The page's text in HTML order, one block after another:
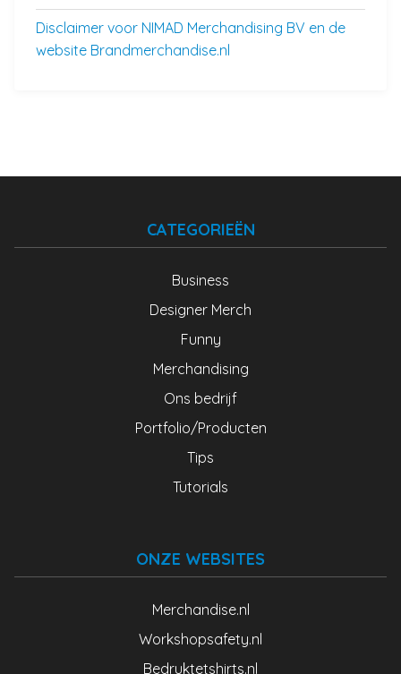
Disclaimer voor NIMAD Merchandising BV en de
website Brandmerchandise.nl
CATEGORIEËN
Business
Designer Merch
Funny
Merchandising
Ons bedrijf
Portfolio/Producten
Tips
Tutorials
ONZE WEBSITES
Merchandise.nl
Workshopsafety.nl
Bedruktetshirts.nl